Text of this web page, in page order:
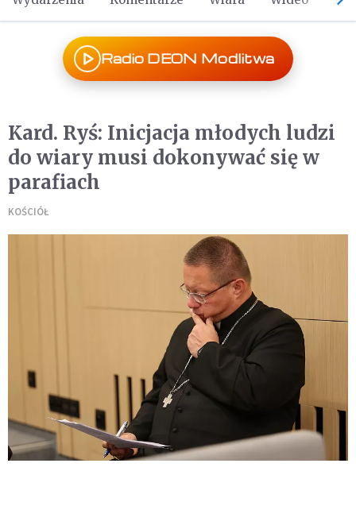
Radio DEON Modlitwa
Kard. Ryś: Inicjacja młodych ludzi
do wiary musi dokonywać się w
parafiach
KOŚCIÓŁ